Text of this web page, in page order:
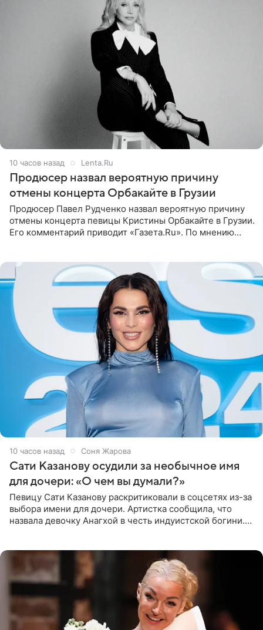
10 часов назад Lenta.Ru
Продюсер назвал вероятную причину
отмены концерта Орбакайте в Грузии
Продюсер Павел Рудченко назвал вероятную причину
отмены концерта певицы Кристины Орбакайте в Грузии.
Его комментарий приводит «Газета.Ru». По мнению
10 часов назад Соня Жарова
Сати Казанову осудили за необычное имя
для дочери: «О чем вы думали?»
Певицу Сати Казанову раскритиковали в соцсетях из-за
выбора имени для дочери. Артистка сообщила, что
назвала девочку Анагхой в честь индуистской богини.